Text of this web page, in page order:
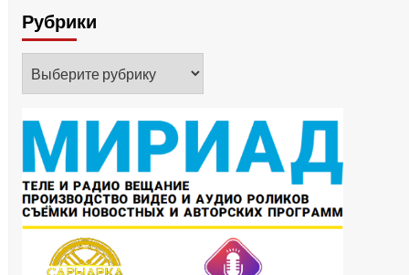
Рубрики